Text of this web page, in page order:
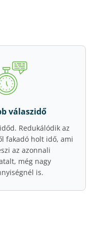
válaszidő
Redukálódik az
fakadó holt idő, ami
az azonnali
még nagy
is.